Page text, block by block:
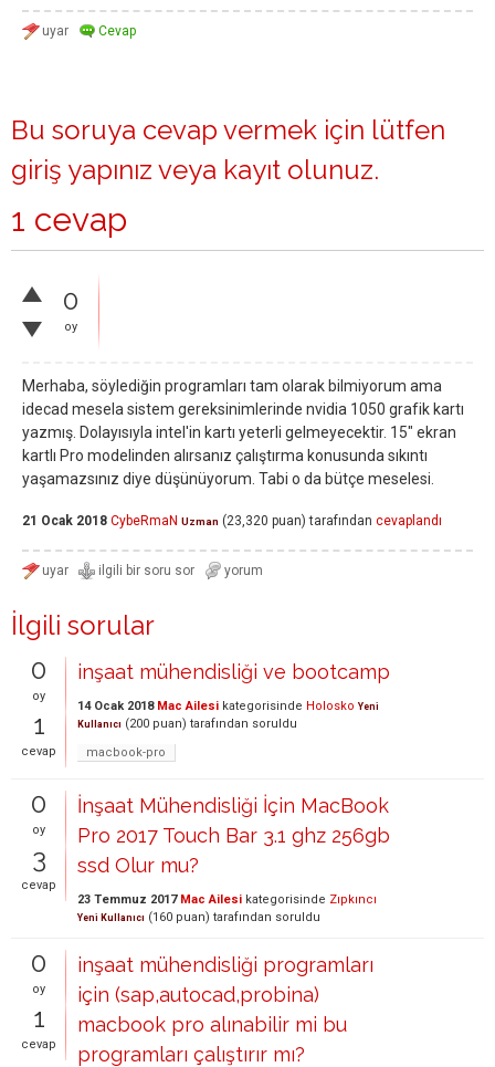
Bu soruya cevap vermek için lütfen
giriş yapınız veya kayıt olunuz.
1 cevap
0
oy
Merhaba, söylediğin programları tam olarak bilmiyorum ama
idecad mesela sistem gereksinimlerinde nvidia 1050 grafik kartı
yazmış. Dolayısıyla intel'in kartı yeterli gelmeyecektir. 15" ekran
kartlı Pro modelinden alırsanız çalıştırma konusunda sıkıntı
yaşamazsınız diye düşünüyorum. Tabi o da bütçe meselesi.
21 Ocak 2018 CybeRmaN Uzman (23,320 puan) tarafından cevaplandı
İlgili sorular
0
oy
1
cevap
inşaat mühendisliği ve bootcamp
14 Ocak 2018 Mac Ailesi kategorisinde Holosko Yeni
Kullanıcı (200 puan) tarafından soruldu
macbook-pro
0
oy
3
cevap
İnşaat Mühendisliği İçin MacBook
Pro 2017 Touch Bar 3.1 ghz 256gb
ssd Olur mu?
23 Temmuz 2017 Mac Ailesi kategorisinde Zıpkıncı
Yeni Kullanıcı (160 puan) tarafından soruldu
0
oy
1
cevap
inşaat mühendisliği programları
için (sap,autocad,probina)
macbook pro alınabilir mi bu
programları çalıştırır mı?